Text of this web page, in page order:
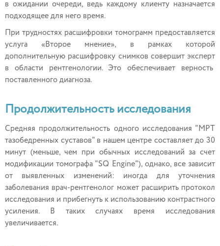
в ожидании очереди, ведь каждому клиенту назначается
подходящее для него время.
При трудностях расшифровки томограмм предоставляется
услуга «Второе мнение», в рамках которой
дополнительную расшифровку снимков совершит эксперт
в области рентгенологии. Это обеспечивает верность
поставленного диагноза.
Продолжительность исследования
Средняя продолжительность одного исследования "МРТ
тазобедренных суставов" в нашем центре составляет до 30
минут (меньше, чем при обычных исследований за счет
модификации томографа "SQ Engine"), однако, все зависит
от выявленных изменений: иногда для уточнения
заболевания врач-рентгенолог может расширить протокол
исследования и прибегнуть к использованию контрастного
усиления. В таких случаях время исследования
увеличивается.